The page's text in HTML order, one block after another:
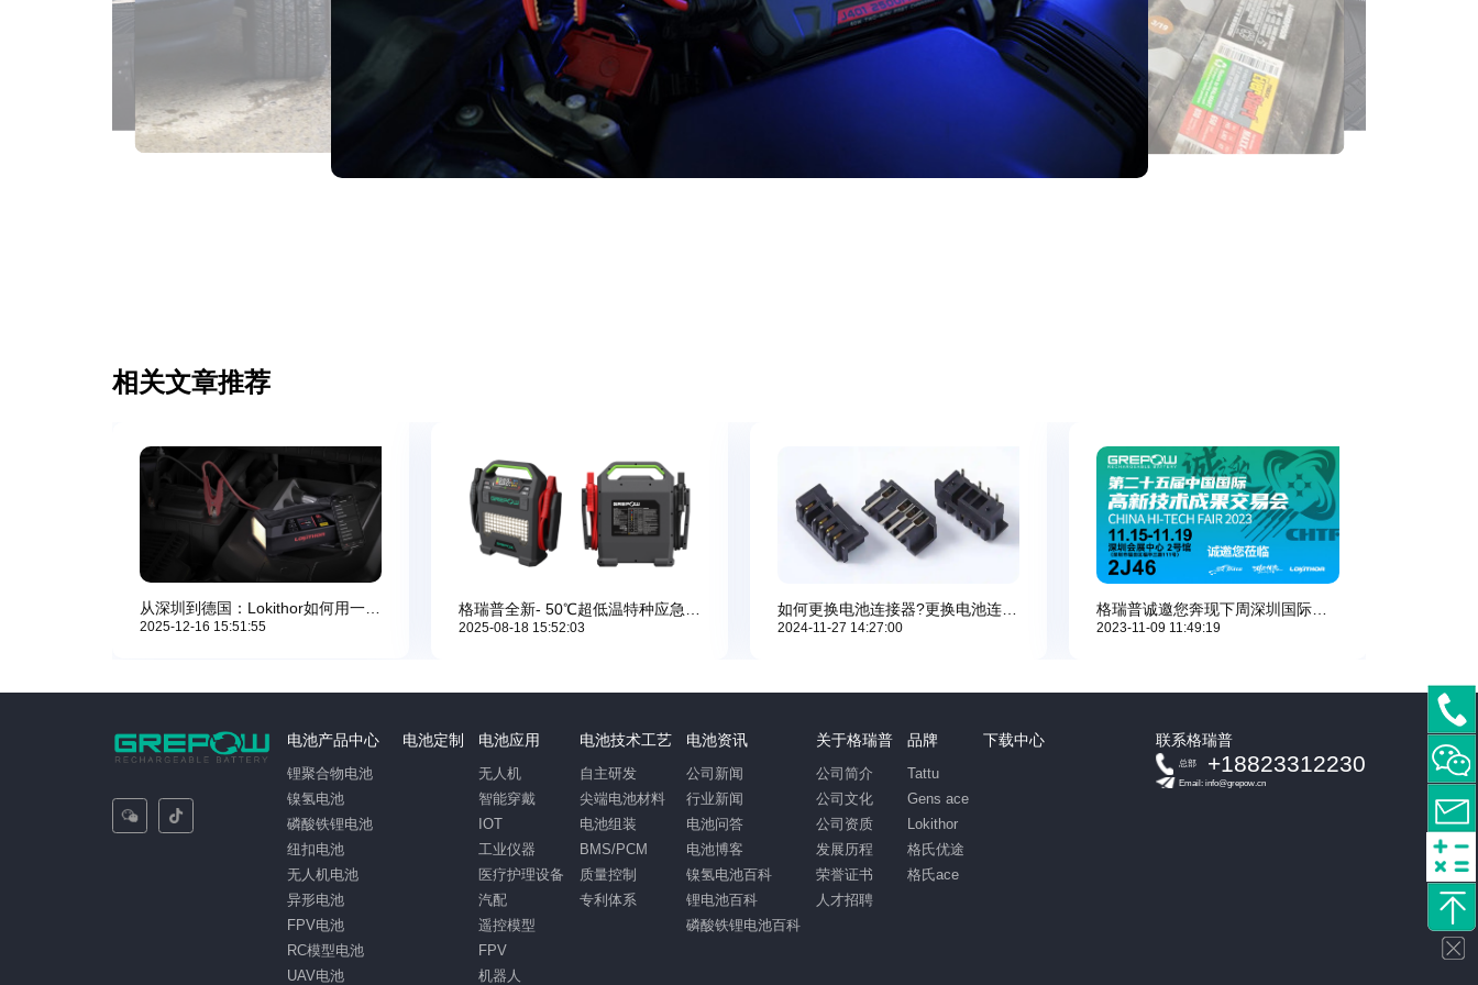
相关文章推荐
从深圳到德国：Lokithor如何用一款产品征服欧洲最严苛的设计评审
2025-12-16 15:51:55 2025-08-18 15:52:03 2024-11-27 14:27:00 2023-11-09 11:49:19
电池产品中心
锂聚合物电池
镍氢电池
磷酸铁锂电池
纽扣电池
无人机电池
异形电池
FPV电池
RC模型电池
UAV电池
电池定制 电池应用
无人机
智能穿戴
IOT
工业仪器
医疗护理设备
汽配
遥控模型
FPV
机器人
电池技术工艺
自主研发
尖端电池材料
电池组装
BMS/PCM
质量控制
专利体系
电池资讯
公司新闻
行业新闻
电池问答
电池博客
镍氢电池百科
锂电池百科
磷酸铁锂电池百科
关于格瑞普
公司简介
公司文化
公司资质
发展历程
荣誉证书
人才招聘
品牌
Tattu
Gens ace
Lokithor
格氏优途
格氏ace
下载中心 联系格瑞普
总部 +18823312230
Email: info@grepow.cn